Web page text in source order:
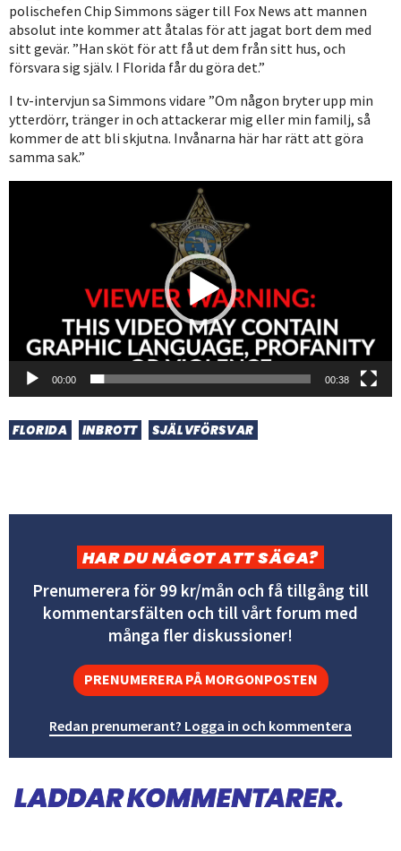
polischefen Chip Simmons säger till Fox News att mannen
absolut inte kommer att åtalas för att jagat bort dem med
sitt gevär. ”Han sköt för att få ut dem från sitt hus, och
försvara sig själv. I Florida får du göra det.”
I tv-intervjun sa Simmons vidare ”Om någon bryter upp min
ytterdörr, tränger in och attackerar mig eller min familj, så
kommer de att bli skjutna. Invånarna här har rätt att göra
samma sak.”
00:00 00:38
FLORIDA INBROTT SJÄLVFÖRSVAR
HAR DU NÅGOT ATT SÄGA?
Prenumerera för 99 kr/mån och få tillgång till
kommentarsfälten och till vårt forum med
många fler diskussioner!
PRENUMERERA PÅ MORGONPOSTEN
Redan prenumerant? Logga in och kommentera